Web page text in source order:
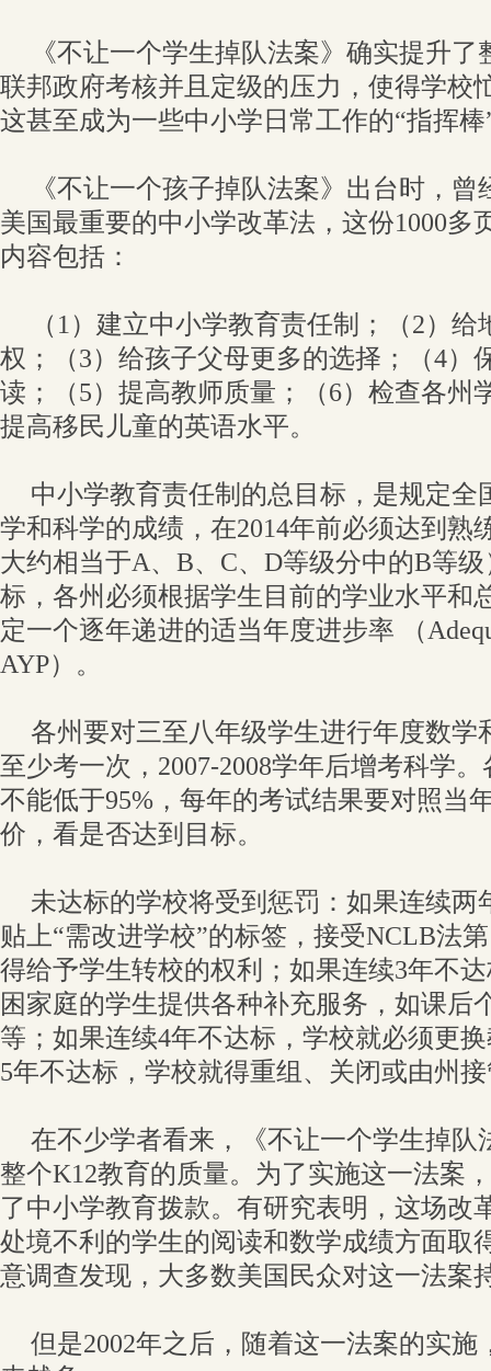
《不让一个学生掉队法案》确实提升
联邦政府考核并且定级的压力，使得学校
这甚至成为一些中小学日常工作的“指挥棒
《不让一个孩子掉队法案》出台时，曾
美国最重要的中小学改革法，这份1000多
内容包括：
（1）建立中小学教育责任制；（2）
权；（3）给孩子父母更多的选择；（4）
读；（5）提高教师质量；（6）检查各州
提高移民儿童的英语水平。
中小学教育责任制的总目标，是规定全
学和科学的成绩，在2014年前必须达到熟
大约相当于A、B、C、D等级分中的B等
标，各州必须根据学生目前的学业水平和
定一个逐年递进的适当年度进步率 （
AYP）。
各州要对三至八年级学生进行年度数学
至少考一次，2007-2008学年后增考科学
不能低于95%，每年的考试结果要对照当
价，看是否达到目标。
未达标的学校将受到惩罚：如果连续两
贴上“需改进学校”的标签，接受NCLB法
得给予学生转校的权利；如果连续3年不
困家庭的学生提供各种补充服务，如课后
等；如果连续4年不达标，学校就必须更
5年不达标，学校就得重组、关闭或由州
在不少学者看来，《不让一个学生掉队
整个K12教育的质量。为了实施这一法案
了中小学教育拨款。有研究表明，这场改
处境不利的学生的阅读和数学成绩方面取
意调查发现，大多数美国民众对这一法案
但是2002年之后，随着这一法案的实